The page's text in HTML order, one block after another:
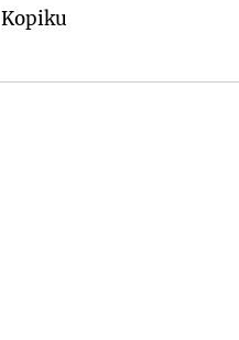
Kopiku